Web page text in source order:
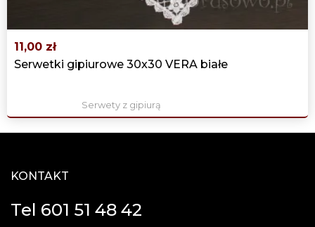
11,00 zł
Serwetki gipiurowe 30x30 VERA białe
Serwety z gipiurą
KONTAKT
Tel 601 51 48 42